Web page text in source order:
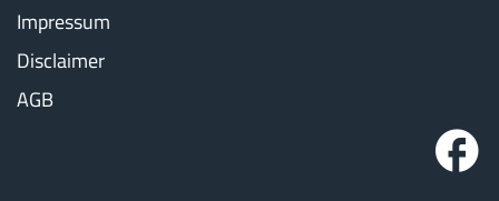
Impressum
Disclaimer
AGB